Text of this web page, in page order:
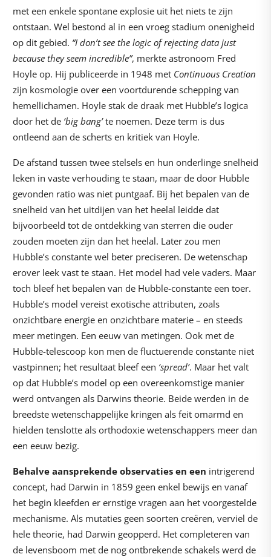
met een enkele spontane explosie uit het niets te zijn
ontstaan. Wel bestond al in een vroeg stadium onenigheid
op dit gebied. “I don’t see the logic of rejecting data just
because they seem incredible”, merkte astronoom Fred
Hoyle op. Hij publiceerde in 1948 met Continuous Creation
zijn kosmologie over een voortdurende schepping van
hemellichamen. Hoyle stak de draak met Hubble’s logica
door het de ‘big bang’te noemen. Deze term is dus
ontleend aan de scherts en kritiek van Hoyle.
De afstand tussen twee stelsels en hun onderlinge snelheid
leken in vaste verhouding te staan, maar de door Hubble
gevonden ratio was niet puntgaaf. Bij het bepalen van de
snelheid van het uitdijen van het heelal leidde dat
bijvoorbeeld tot de ontdekking van sterren die ouder
zouden moeten zijn dan het heelal. Later zou men
Hubble’s constante wel beter preciseren. De wetenschap
erover leek vast te staan. Het model had vele vaders. Maar
toch bleef het bepalen van de Hubble-constante een toer.
Hubble’s model vereist exotische attributen, zoals
onzichtbare energie en onzichtbare materie – en steeds
meer metingen. Een eeuw van metingen. Ook met de
Hubble-telescoop kon men de fluctuerende constante niet
vastpinnen; het resultaat bleef een ‘spread’. Maar het valt
op dat Hubble’s model op een overeenkomstige manier
werd ontvangen als Darwins theorie. Beide werden in de
breedste wetenschappelijke kringen als feit omarmd en
hielden tenslotte als orthodoxie wetenschappers meer dan
een eeuw bezig.
Behalve aansprekende observaties en een intrigerend
concept, had Darwin in 1859 geen enkel bewijs en vanaf
het begin kleefden er ernstige vragen aan het voorgestelde
mechanisme. Als mutaties geen soorten creëren, verviel de
hele theorie, had Darwin geopperd. Het completeren van
de levensboom met de nog ontbrekende schakels werd de